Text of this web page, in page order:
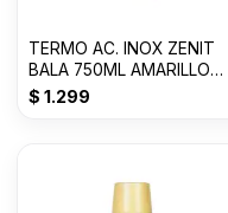
TERMO AC. INOX ZENIT
BALA 750ML AMARILLO
PASTEL Z75ZY
$ 1.299